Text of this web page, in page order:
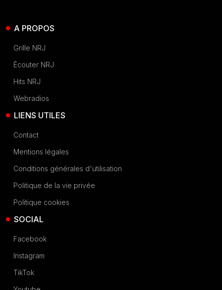
A PROPOS
Grille NRJ
Écouter NRJ
Hits NRJ
Webradios
LIENS UTILES
Contact
Mentions légales
Conditions générales d'utilisation
Politique de la vie privée
Politique cookies
SOCIAL
Facebook
Instagram
TikTok